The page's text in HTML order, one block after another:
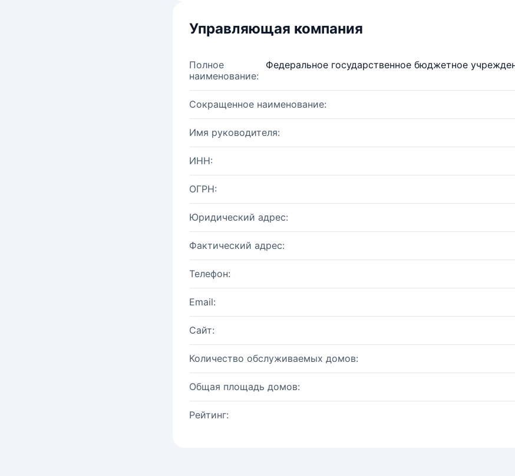
Управляющая компания
Полное
наименование:
Федеральное государственное бюджетное
Сокращенное наименование:
Имя руководителя:
ИНН:
ОГРН:
Юридический адрес:
Фактический адрес:
Телефон:
Email:
Сайт:
Количество обслуживаемых домов:
Общая площадь домов:
Рейтинг: